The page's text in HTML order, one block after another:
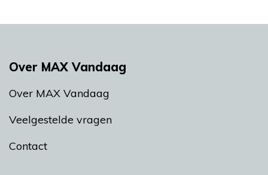
Over MAX Vandaag
Over MAX Vandaag
Veelgestelde vragen
Contact